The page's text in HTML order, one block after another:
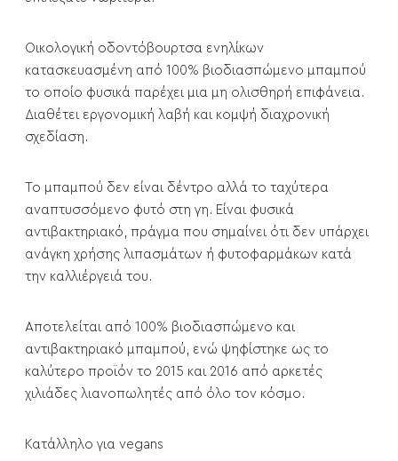
Οικολογική οδοντόβουρτσα ενηλίκων
κατασκευασμένη από 100% βιοδιασπώμενο μπαμπού
το οποίο φυσικά παρέχει μια μη ολισθηρή επιφάνεια.
Διαθέτει εργονομική λαβή και κομψή διαχρονική
σχεδίαση.
Το μπαμπού δεν είναι δέντρο αλλά το ταχύτερα
αναπτυσσόμενο φυτό στη γη. Είναι φυσικά
αντιβακτηριακό, πράγμα που σημαίνει ότι δεν υπάρχει
ανάγκη χρήσης λιπασμάτων ή φυτοφαρμάκων κατά
την καλλιέργειά του.
Αποτελείται από 100% βιοδιασπώμενο και
αντιβακτηριακό μπαμπού, ενώ ψηφίστηκε ως το
καλύτερο προϊόν το 2015 και 2016 από αρκετές
χιλιάδες λιανοπωλητές από όλο τον κόσμο.
Κατάλληλο για vegans